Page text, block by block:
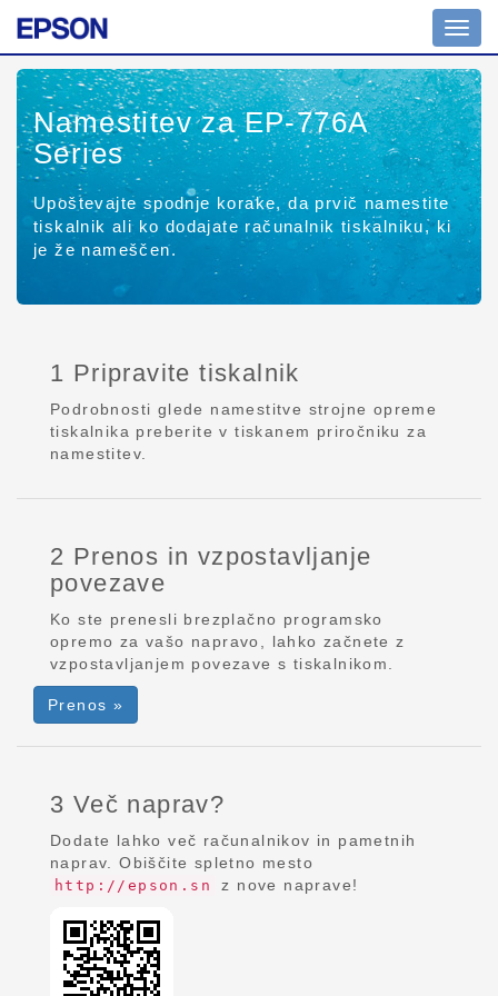
Namestitev za EP-776A
Series
Upoštevajte spodnje korake, da prvič namestite
tiskalnik ali ko dodajate računalnik tiskalniku, ki
je že nameščen.
1 Pripravite tiskalnik
Podrobnosti glede namestitve strojne opreme
tiskalnika preberite v tiskanem priročniku za
namestitev.
2 Prenos in vzpostavljanje
povezave
Ko ste prenesli brezplačno programsko
opremo za vašo napravo, lahko začnete z
vzpostavljanjem povezave s tiskalnikom.
Prenos »
3 Več naprav?
Dodate lahko več računalnikov in pametnih
naprav. Obiščite spletno mesto
http://epson.sn z nove naprave!